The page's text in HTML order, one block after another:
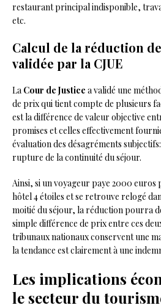
restaurant principal indisponible,
etc.
Calcul de la réduction
validée par la CJUE
La Cour de Justice a validé une
de prix qui tient compte de plusieurs
est la différence de valeur objective
promises et celles effectivement
évaluation des désagréments
rupture de la continuité du séjour.
Ainsi, si un voyageur paye 2000 euros
hôtel 4 étoiles et se retrouve relogé
moitié du séjour, la réduction pourra
simple différence de prix entre ces
tribunaux nationaux conservent une
la tendance est clairement à une
Les implications
le secteur du